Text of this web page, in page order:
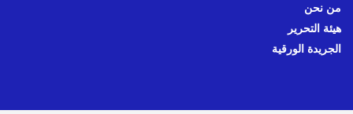
من نحن
هيئة التحرير
الجريدة الورقية